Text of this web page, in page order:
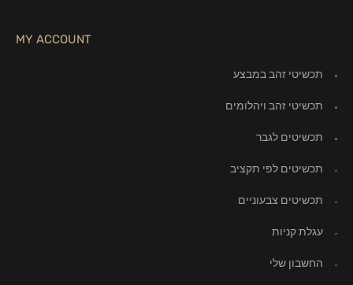
MY ACCOUNT
תכשיטי זהב במבצע
תכשיטי זהב ויהלומים
תכשיטים לגבר
תכשיטים לפי תקציב
תכשיטים צבעוניים
עגלת קניות
החשבון שלי